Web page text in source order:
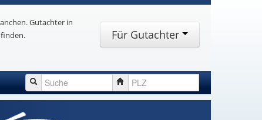
Gutachter in
Für Gutachter